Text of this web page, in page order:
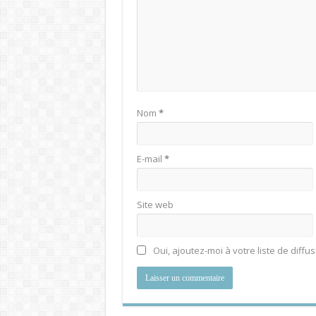
Nom *
E-mail *
Site web
Oui, ajoutez-moi à votre liste de